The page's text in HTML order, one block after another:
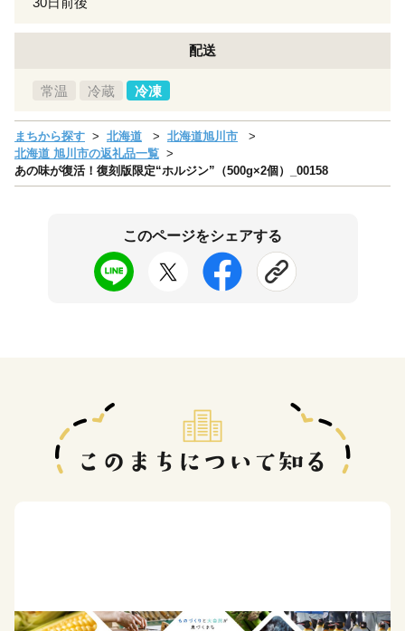
配送
常温 冷蔵 冷凍
まちから探す 北海道
北海道旭川市
北海道 旭川市の返礼品一覧
あの味が復活！復刻版限定“ホルジン”（500g×2個）_00158
このページをシェアする